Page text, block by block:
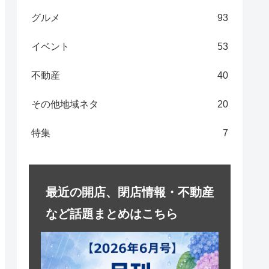
グルメ 93
イベント 53
不動産 40
その他地域ネタ 20
特集 7
最近の開店、閉店情報・不動産
など話題まとめはこちら